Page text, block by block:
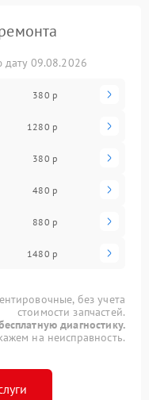
09.08.2026
380 р
1280 р
380 р
480 р
880 р
1480 р
без учета
стоимости запчастей.
диагностику.
на неисправность.